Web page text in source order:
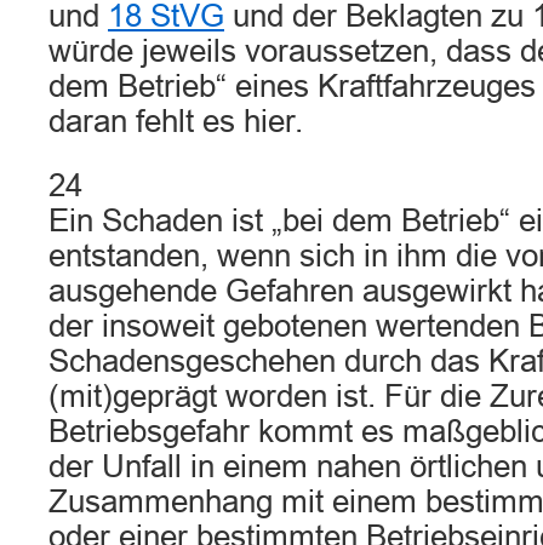
und 18 StVG und der Beklagten zu
würde jeweils voraussetzen, dass
dem Betrieb“ eines
daran fehlt es hier.
24
Ein Schaden ist „bei dem Betrieb“
entstanden, wenn sich in ihm die
ausgehende Gefahren ausgewirkt
der insoweit gebotenen wertenden
Schadensgeschehen durch das
(mit)geprägt worden ist. Für die
Betriebsgefahr kommt es
der Unfall in einem nahen örtlichen
Zusammenhang mit einem
oder einer bestimmten